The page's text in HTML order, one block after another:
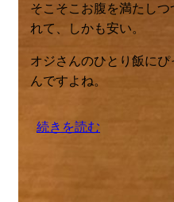
そこそこお腹を満たし
れて、しかも安い。
オジさんのひとり飯に
んですよね。
続きを読む